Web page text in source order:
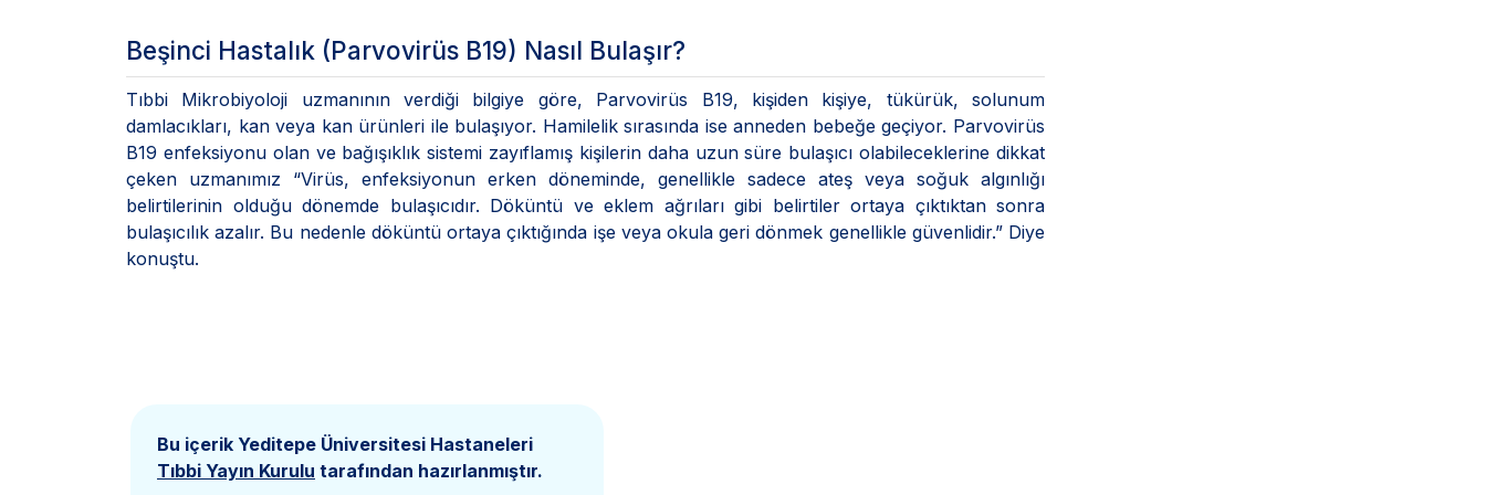
Beşinci Hastalık (Parvovirüs B19) Nasıl Bulaşır?
Tıbbi Mikrobiyoloji uzmanının verdiği bilgiye göre, Parvovirüs B19, kişiden kişiye, tükürük, solunum
damlacıkları, kan veya kan ürünleri ile bulaşıyor. Hamilelik sırasında ise anneden bebeğe geçiyor. Parvovirüs
B19 enfeksiyonu olan ve bağışıklık sistemi zayıflamış kişilerin daha uzun süre bulaşıcı olabileceklerine dikkat
çeken uzmanımız “Virüs, enfeksiyonun erken döneminde, genellikle sadece ateş veya soğuk algınlığı
belirtilerinin olduğu dönemde bulaşıcıdır. Döküntü ve eklem ağrıları gibi belirtiler ortaya çıktıktan sonra
bulaşıcılık azalır. Bu nedenle döküntü ortaya çıktığında işe veya okula geri dönmek genellikle güvenlidir.” Diye
konuştu.
Bu içerik Yeditepe Üniversitesi Hastaneleri
Tıbbi Yayın Kurulu tarafından hazırlanmıştır.